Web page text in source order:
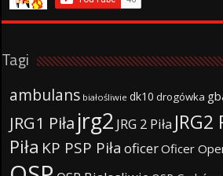
Tagi
ambulans białośliwie dk10 drogówka
JRG1 Piła jrg2 JRG 2 Piła JRG2
Piła KP PSP Piła oficerOficer